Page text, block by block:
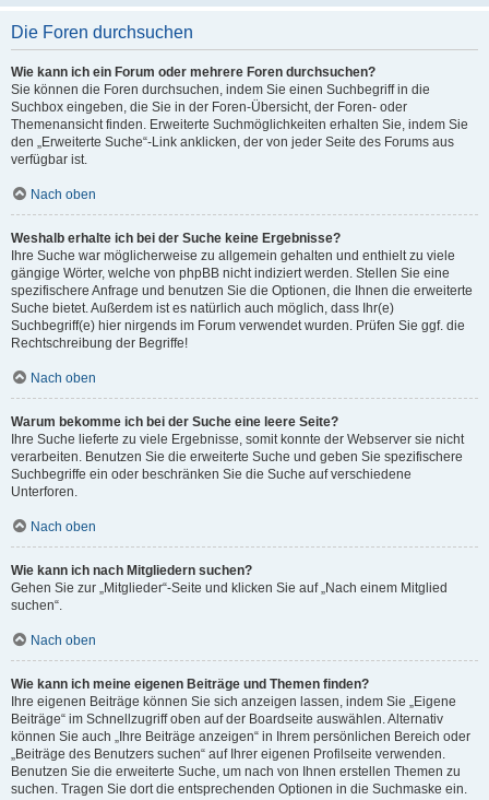
Die Foren durchsuchen
Wie kann ich ein Forum oder mehrere Foren durchsuchen?
Sie können die Foren durchsuchen, indem Sie einen Suchbegriff in die
Suchbox eingeben, die Sie in der Foren-Übersicht, der Foren- oder
Themenansicht finden. Erweiterte Suchmöglichkeiten erhalten Sie, indem Sie
den „Erweiterte Suche“-Link anklicken, der von jeder Seite des Forums aus
verfügbar ist.
Nach oben
Weshalb erhalte ich bei der Suche keine Ergebnisse?
Ihre Suche war möglicherweise zu allgemein gehalten und enthielt zu viele
gängige Wörter, welche von phpBB nicht indiziert werden. Stellen Sie eine
spezifischere Anfrage und benutzen Sie die Optionen, die Ihnen die erweiterte
Suche bietet. Außerdem ist es natürlich auch möglich, dass Ihr(e)
Suchbegriff(e) hier nirgends im Forum verwendet wurden. Prüfen Sie ggf. die
Rechtschreibung der Begriffe!
Nach oben
Warum bekomme ich bei der Suche eine leere Seite?
Ihre Suche lieferte zu viele Ergebnisse, somit konnte der Webserver sie nicht
verarbeiten. Benutzen Sie die erweiterte Suche und geben Sie spezifischere
Suchbegriffe ein oder beschränken Sie die Suche auf verschiedene
Unterforen.
Nach oben
Wie kann ich nach Mitgliedern suchen?
Gehen Sie zur „Mitglieder“-Seite und klicken Sie auf „Nach einem Mitglied
suchen“.
Nach oben
Wie kann ich meine eigenen Beiträge und Themen finden?
Ihre eigenen Beiträge können Sie sich anzeigen lassen, indem Sie „Eigene
Beiträge“ im Schnellzugriff oben auf der Boardseite auswählen. Alternativ
können Sie auch „Ihre Beiträge anzeigen“ in Ihrem persönlichen Bereich oder
„Beiträge des Benutzers suchen“ auf Ihrer eigenen Profilseite verwenden.
Benutzen Sie die erweiterte Suche, um nach von Ihnen erstellen Themen zu
suchen. Tragen Sie dort die entsprechenden Optionen in die Suchmaske ein.